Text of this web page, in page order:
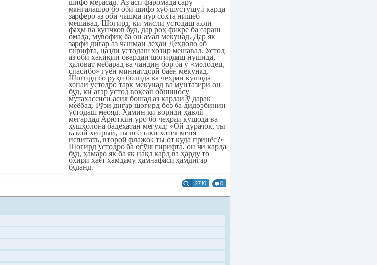
шифо мерасад. Аз асп фаромада сару
мангалашро бо оби шифо хуб шустушӯй карда,
зарферо аз оби чашма пур сохта нишеб
мешавад. Шогирд, ки мисли устодаш аҳли
фаҳм ва кунчков буд, дар роҳ фикре ба сараш
омада, мувофиқ ба он амал мекунад. Дар як
зарфи дигар аз чашмаи деҳаи Деҳлоло об
гирифта, назди устодаш ҳозир мешавад. Устод
аз оби ҳақиқии овардаи шогирдаш нушида,
ҳаловат мебарад ва чандин бор ба ӯ «молодец,
спасибо» гӯён миннатдорӣ баён мекунад.
Шогирд бо рӯҳи болида ва чеҳраи кушода
хонаи устодро тарк мекунад ва мунтазири он
буд, ки агар устод воқеан обшиносу
мутахассиси асил бошад аз кардаи ӯ дарак
меёбад. Рӯзи дигар шогирд боз ба дидорбинии
устодаш меояд. Ҳамин ки вориди ҳавлӣ
мегардад Арюткин ӯро бо чеҳраи кушода ва
хушҳолона бадеҳатан мегуяд: «Ой дурачок, ты
какой хитрый, ты всё таки хотел меня
испитать, второй флажок ты от куда принёс?»
Шогирд устодро ба оѓӯш гирифта, он чӣ карда
буд, ҳамаро як ба як нақл кард ва ҳарду то
охири ҳаёт ҳамдаму ҳамнафаси ҳамдигар
буданд.
2780 0